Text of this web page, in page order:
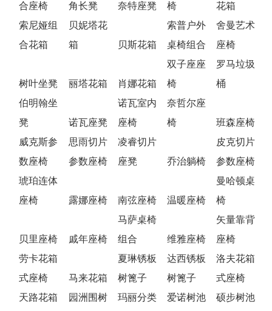
合座椅
角长凳
奈特座凳
椅
花箱
索尼娅组
合花箱
贝妮塔花
箱
贝斯花箱
索普户外
桌椅组合
舍曼艺术
座椅
树叶坐凳 丽塔花箱 肖娜花箱
双子座座
椅
罗马垃圾
桶
伯明翰坐
凳
诺瓦座凳
诺瓦室内
座椅
奈哲尔座
椅
班森座椅
威克斯参
数座椅
思雨切片
参数座椅
凌睿切片
座凳
乔治躺椅
皮克切片
参数座椅
琥珀连体
座椅
露娜座椅 南弦座椅 温暖座椅
曼哈顿桌
椅
贝里座椅 戚年座椅
马萨桌椅
组合
维雅座椅
矢量靠背
座椅
劳卡花箱
式座椅
马来花箱
夏琳锈板
树篦子
达西锈板
树篦子
洛夫花箱
式座椅
天路花箱
园洲围树
玛丽分类
爱诺树池
硕步树池